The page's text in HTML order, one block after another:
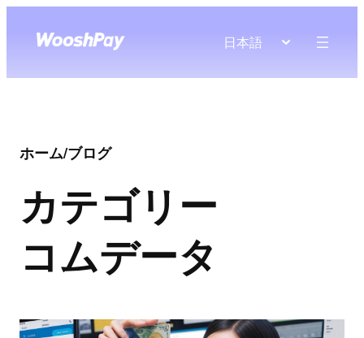
日本語
ホーム/ブログ
カテゴリー
コムデータ